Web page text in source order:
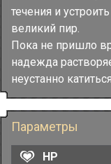
течения и
великий пир.
Пока не пришло
надежда
неустанно
Параметры
HP